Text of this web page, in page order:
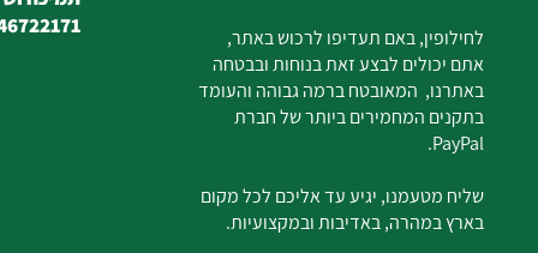
לחילופין, באם תעדיפו לרכוש באתר,
אתם יכולים לבצע זאת בנוחות ובבטחה
באתרנו, המאובטח ברמה גבוהה והעומד
בתקנים המחמירים ביותר של חברת
PayPal.
שליח מטעמנו, יגיע עד אליכם לכל מקום
בארץ במהרה, באדיבות ובמקצועיות.